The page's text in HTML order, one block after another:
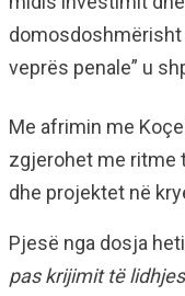
veprës penale” u
Me afrimin me
zgjerohet me ritme
dhe projektet në
Pjesë nga dosja
pas krijimit të